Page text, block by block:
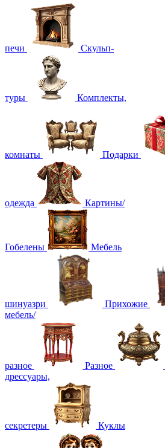
печи Скульп-
туры Комплекты,
комнаты Подарки
одежда Картины/
Гобелены Мебель
шинуазри Прихожие
мебель/
разное Разное
дрессуары,
секретеры Куклы